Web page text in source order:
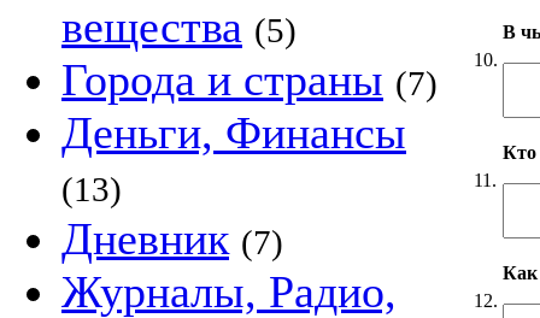
вещества (5)
Города и страны (7)
Деньги, Финансы
(13)
Дневник (7)
Журналы, Радио,
10.
В
11.
Кто
12.
Как